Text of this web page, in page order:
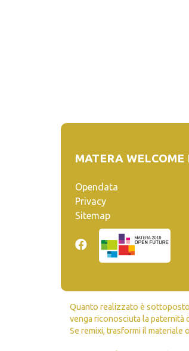
MATERA WELCOME
Opendata
Privacy
Sitemap
Quanto realizzato è sottoposto
venga riconosciuta la paternità
Se remixi, trasformi il materiale